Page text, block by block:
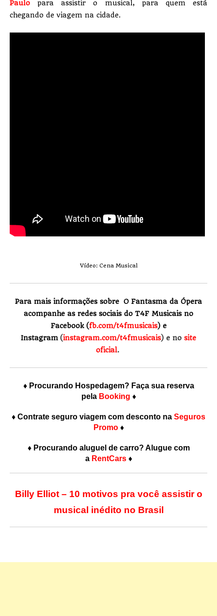
Paulo para assistir o musical, para quem está
chegando de viagem na cidade.
Vídeo: Cena Musical
Para mais informações sobre O Fantasma da Ópera
acompanhe as redes sociais do T4F Musicais no
Facebook (fb.com/t4fmusicais) e
Instagram (instagram.com/t4fmusicais) e no site
oficial.
♦ Procurando Hospedagem? Faça sua reserva
pela Booking ♦
♦ Contrate seguro viagem com desconto na Seguros
Promo ♦
♦ Procurando aluguel de carro? Alugue com
a RentCars ♦
Billy Elliot – 10 motivos pra você assistir o
musical inédito no Brasil